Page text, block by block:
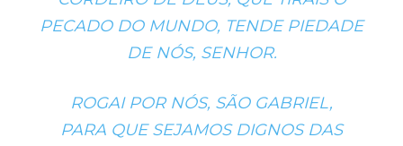
PECADO DO MUNDO, TENDE PIEDADE
DE NÓS, SENHOR.
ROGAI POR NÓS, SÃO GABRIEL,
PARA QUE SEJAMOS DIGNOS DAS